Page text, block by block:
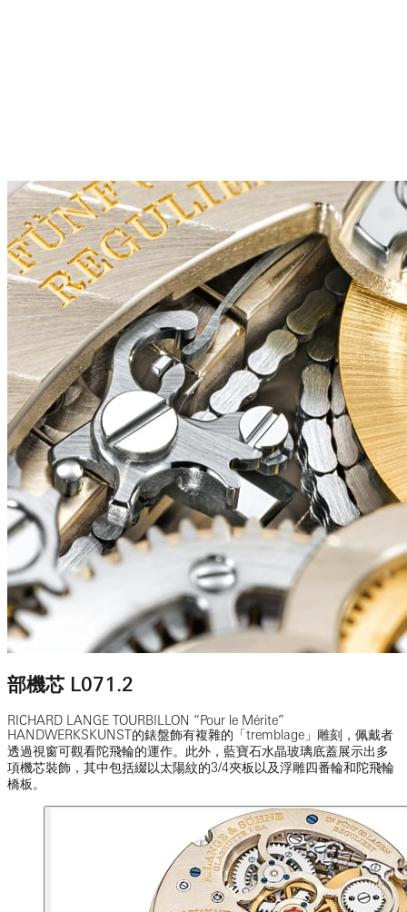
部機芯 L071.2
RICHARD LANGE TOURBILLON “Pour le Mérite”
HANDWERKSKUNST的錶盤飾有複雜的「tremblage」雕刻，佩戴者
透過視窗可觀看陀飛輪的運作。此外，藍寶石水晶玻璃底蓋展示出多
項機芯裝飾，其中包括綴以太陽紋的3/4夾板以及浮雕四番輪和陀飛輪
橋板。